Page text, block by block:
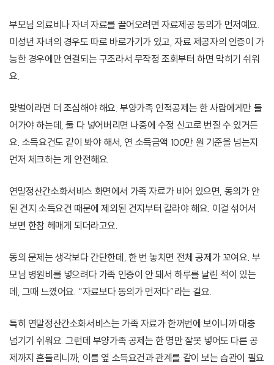
부모님 의료비나 자녀 자료를 끌어오려면 자료제공 동의가 먼저예요.
미성년 자녀의 경우도 따로 바로가기가 있고, 자료 제공자의 인증이 가
능한 경우에만 연결되는 구조라서 무작정 조회부터 하면 막히기 쉬워
요.
맞벌이라면 더 조심해야 해요. 부양가족 인적공제는 한 사람에게만 들
어가야 하는데, 둘 다 넣어버리면 나중에 수정 신고로 번질 수 있거든
요. 소득요건도 같이 봐야 해서, 연 소득금액 100만 원 기준을 넘는지
먼저 체크하는 게 안전해요.
연말정산간소화서비스 화면에서 가족 자료가 비어 있으면, 동의가 안
된 건지 소득요건 때문에 제외된 건지부터 갈라야 해요. 이걸 섞어서
보면 한참 헤매게 되더라고요.
동의 문제는 생각보다 간단한데, 한 번 놓치면 전체 공제가 꼬여요. 부
모님 병원비를 넣으려다 가족 인증이 안 돼서 하루를 날린 적이 있는
데, 그때 느꼈어요. “자료보다 동의가 먼저다”라는 걸요.
특히 연말정산간소화서비스는 가족 자료가 한꺼번에 보이니까 대충
넘기기 쉬워요. 그런데 부양가족 공제는 한 명만 잘못 넣어도 다른 공
제까지 흔들리니까, 이름 옆 소득요건과 관계를 같이 보는 습관이 필요